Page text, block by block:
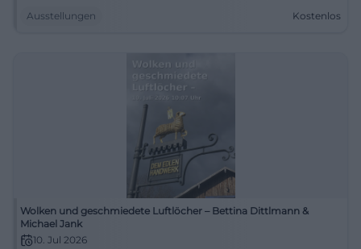
Ausstellungen
Kostenlos
Wolken und geschmiedete Luftlöcher – Bettina Dittlmann &
Michael Jank
10. Jul 2026